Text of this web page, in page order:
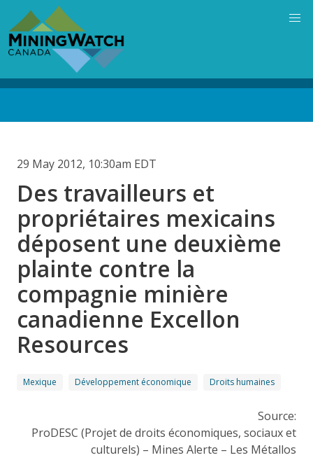
main
content
29 May 2012, 10:30am EDT
Des travailleurs et
propriétaires mexicains
déposent une deuxième
plainte contre la
compagnie minière
canadienne Excellon
Resources
Mexique Développement économique Droits humaines
Source:
ProDESC (Projet de droits économiques, sociaux et
culturels) – Mines Alerte – Les Métallos